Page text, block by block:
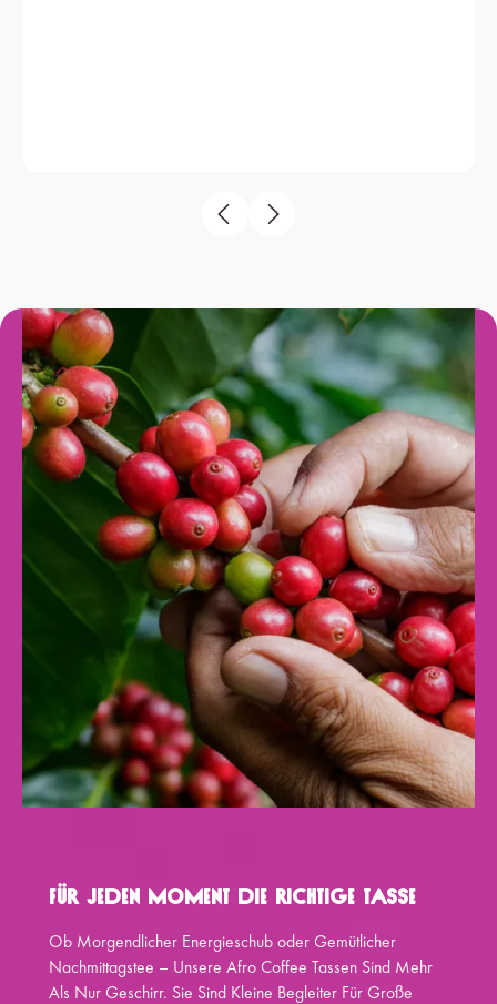
Für Jeden Moment Die Richtige Tasse
Ob Morgendlicher Energieschub oder Gemütlicher
Nachmittagstee – Unsere Afro Coffee Tassen Sind Mehr
Als Nur Geschirr. Sie Sind Kleine Begleiter Für Große